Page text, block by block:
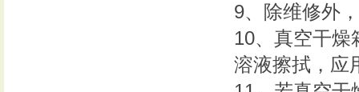
9、除维修外
10、真空干燥
溶液擦拭，应